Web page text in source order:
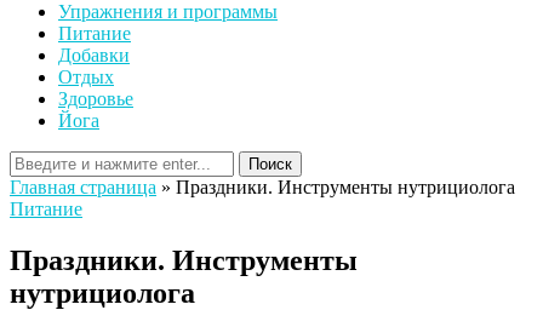
Упражнения и программы
Питание
Добавки
Отдых
Здоровье
Йога
Поиск
Главная страница » Праздники. Инструменты нутрициолога
Питание
Праздники. Инструменты
нутрициолога